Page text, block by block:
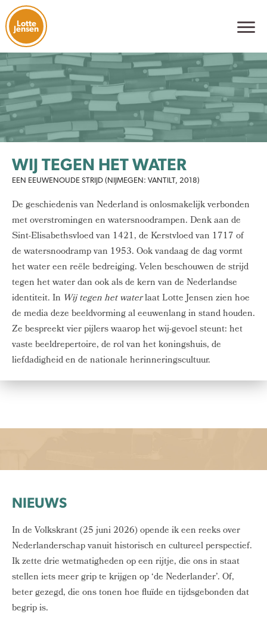
Lotte
Jensen
WIJ TEGEN HET WATER
EEN EEUWENOUDE STRIJD (NIJMEGEN: VANTILT, 2018)
De geschiedenis van Nederland is onlosmakelijk verbonden
met overstromingen en watersnoodrampen. Denk aan de
Sint-Elisabethsvloed van 1421, de Kerstvloed van 1717 of
de watersnoodramp van 1953. Ook vandaag de dag vormt
het water een reële bedreiging. Velen beschouwen de strijd
tegen het water dan ook als de kern van de Nederlandse
identiteit. In Wij tegen het waterlaat Lotte Jensen zien hoe
de media deze beeldvorming al eeuwenlang in stand houden.
Ze bespreekt vier pijlers waarop het wij-gevoel steunt: het
vaste beeldrepertoire, de rol van het koningshuis, de
liefdadigheid en de nationale herinneringscultuur.
NIEUWS
In de Volkskrant (25 juni 2026) opende ik een reeks over
Nederlanderschap vanuit historisch en cultureel perspectief.
Ik zette drie wetmatigheden op een rijtje, die ons in staat
stellen iets meer grip te krijgen op ‘de Nederlander’. Of,
beter gezegd, die ons tonen hoe fluïde en tijdsgebonden dat
begrip is.